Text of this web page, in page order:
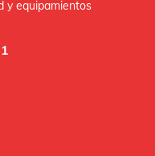
y equipamientos